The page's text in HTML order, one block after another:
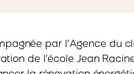
par l’Agence du
de l’école Jean